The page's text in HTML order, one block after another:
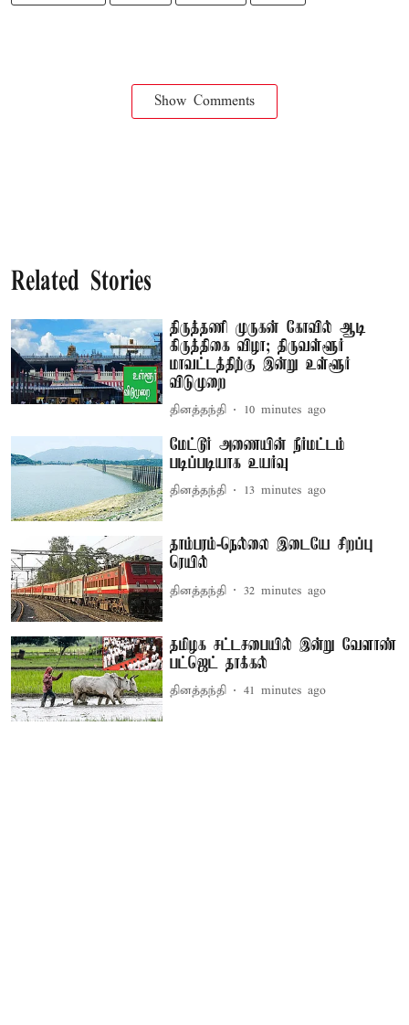
Show Comments
Related Stories
திருத்தணி முருகன் கோவில் ஆடி
கிருத்திகை விழா; திருவள்ளூர்
மாவட்டத்திற்கு இன்று உள்ளூர்
விடுமுறை
தினத்தந்தி 10 minutes ago
மேட்டூர் அணையின் நீர்மட்டம்
படிப்படியாக உயர்வு
தினத்தந்தி 13 minutes ago
தாம்பரம்-நெல்லை இடையே சிறப்பு
ரெயில்
தினத்தந்தி 32 minutes ago
தமிழக சட்டசபையில் இன்று வேளாண்
பட்ஜெட் தாக்கல்
தினத்தந்தி 41 minutes ago